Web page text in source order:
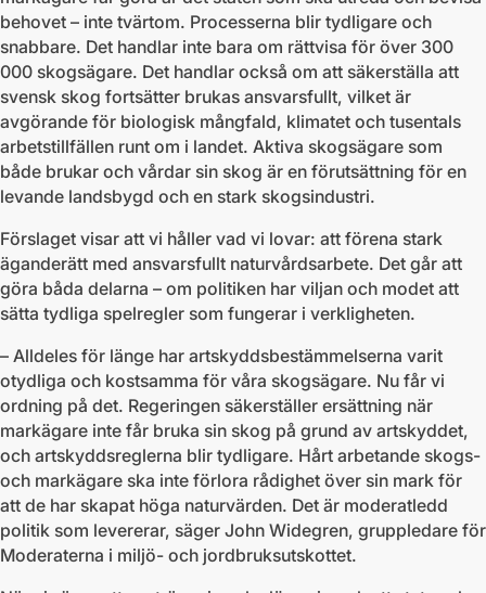
behovet – inte tvärtom. Processerna blir tydligare och
snabbare. Det handlar inte bara om rättvisa för över 300
000 skogsägare. Det handlar också om att säkerställa att
svensk skog fortsätter brukas ansvarsfullt, vilket är
avgörande för biologisk mångfald, klimatet och tusentals
arbetstillfällen runt om i landet. Aktiva skogsägare som
både brukar och vårdar sin skog är en förutsättning för en
levande landsbygd och en stark skogsindustri.
Förslaget visar att vi håller vad vi lovar: att förena stark
äganderätt med ansvarsfullt naturvårdsarbete. Det går att
göra båda delarna – om politiken har viljan och modet att
sätta tydliga spelregler som fungerar i verkligheten.
– Alldeles för länge har artskyddsbestämmelserna varit
otydliga och kostsamma för våra skogsägare. Nu får vi
ordning på det. Regeringen säkerställer ersättning när
markägare inte får bruka sin skog på grund av artskyddet,
och artskyddsreglerna blir tydligare. Hårt arbetande skogs-
och markägare ska inte förlora rådighet över sin mark för
att de har skapat höga naturvärden. Det är moderatledd
politik som levererar, säger John Widegren, gruppledare för
Moderaterna i miljö- och jordbruksutskottet.